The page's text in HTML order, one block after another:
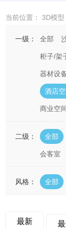
当前位置： 3D模型
一级： 全部
柜子/架
器材设
酒店
商业空
二级： 全部
会客室
风格： 全部
最新